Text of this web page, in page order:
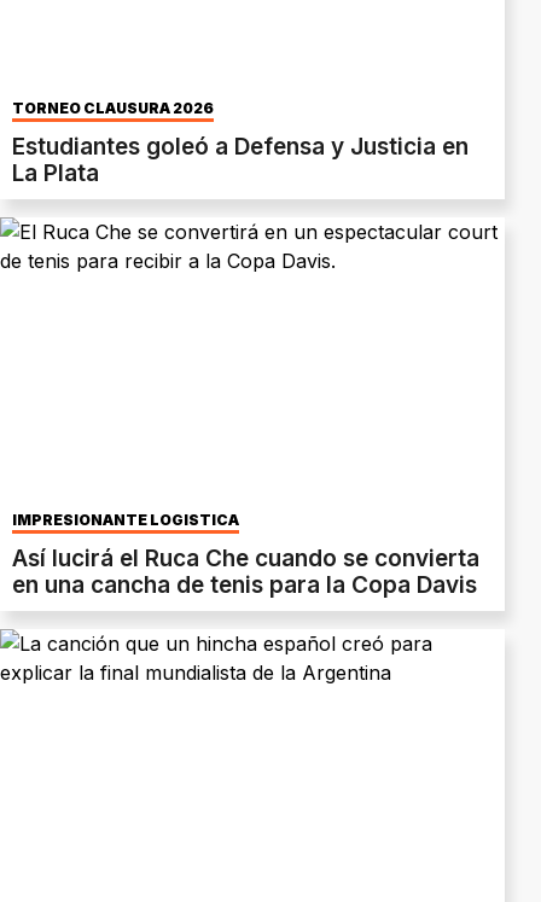
TORNEO CLAUSURA 2026
Estudiantes goleó a Defensa y Justicia en
La Plata
IMPRESIONANTE LOGÍSTICA
Así lucirá el Ruca Che cuando se convierta
en una cancha de tenis para la Copa Davis